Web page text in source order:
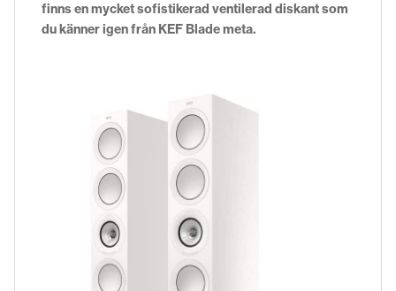
finns en mycket sofistikerad ventilerad diskant som
du känner igen från KEF Blade meta.